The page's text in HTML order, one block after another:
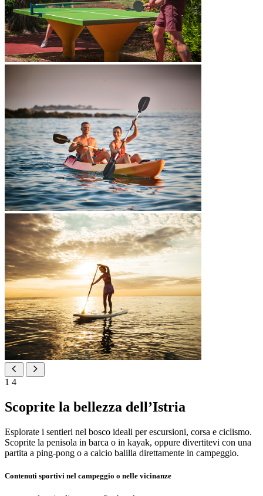
1 4
Scoprite la bellezza dell’Istria
Esplorate i sentieri nel bosco ideali per escursioni, corsa e ciclismo.
Scoprite la penisola in barca o in kayak, oppure divertitevi con una
partita a ping-pong o a calcio balilla direttamente in campeggio.
Contenuti sportivi nel campeggio o nelle vicinanze